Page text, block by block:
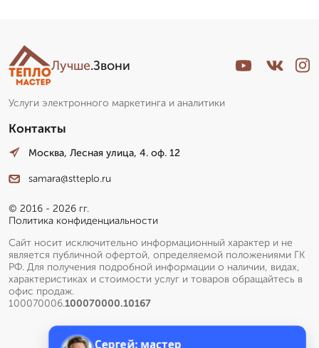
Лучше.Звони
Услуги электронного маркетинга и аналитики
Контакты
Москва, Лесная улица, 4. оф. 12
samara@stteplo.ru
© 2016 - 2026 гг.
Политика конфиденциальности
Сайт носит исключительно информационный характер и не
является публичной офертой, определяемой положениями ГК
РФ. Для получения подробной информации о наличии, видах,
характеристиках и стоимости услуг и товаров обращайтесь в
офис продаж.
100070006.100070000.10167
Сергей: мастер